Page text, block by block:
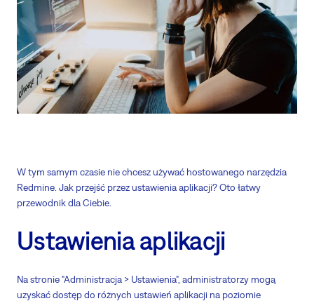
W tym samym czasie nie chcesz używać hostowanego narzędzia
Redmine. Jak przejść przez ustawienia aplikacji? Oto łatwy
przewodnik dla Ciebie.
Ustawienia aplikacji
Na stronie "Administracja > Ustawienia", administratorzy mogą
uzyskać dostęp do różnych ustawień aplikacji na poziomie